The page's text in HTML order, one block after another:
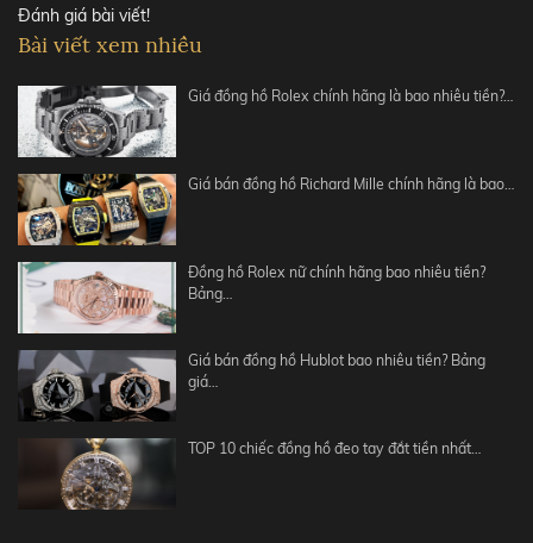
Đánh giá bài viết!
Bài viết xem nhiều
Giá đồng hồ Rolex chính hãng là bao nhiêu tiền?…
Giá bán đồng hồ Richard Mille chính hãng là bao…
Đồng hồ Rolex nữ chính hãng bao nhiêu tiền?
Bảng…
Giá bán đồng hồ Hublot bao nhiêu tiền? Bảng
giá…
TOP 10 chiếc đồng hồ đeo tay đắt tiền nhất…